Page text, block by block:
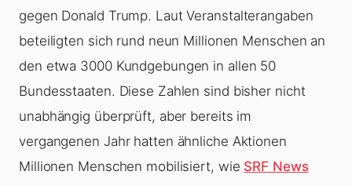
gegen Donald Trump. Laut Veranstalterangaben
beteiligten sich rund neun Millionen Menschen an
den etwa 3000 Kundgebungen in allen 50
Bundesstaaten. Diese Zahlen sind bisher nicht
unabhängig überprüft, aber bereits im
vergangenen Jahr hatten ähnliche Aktionen
Millionen Menschen mobilisiert, wie SRF News